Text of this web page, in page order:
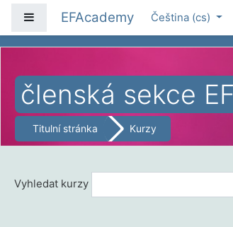
Boční panel
EFAcademy Čeština ‎(cs)‎
členská sekce
Titulní stránka Kurzy
Vyhledat kurzy